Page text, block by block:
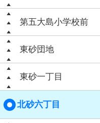
第五大島小学校前
東砂団地
東砂一丁目
北砂六丁目